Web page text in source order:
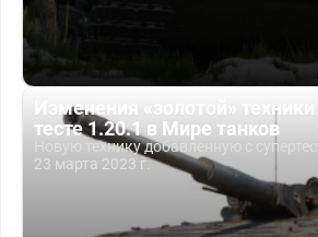
Изменения «золотой»
тесте 1.20.1 в Мире танков
Новую технику добавленную с
23 марта 2023 г.